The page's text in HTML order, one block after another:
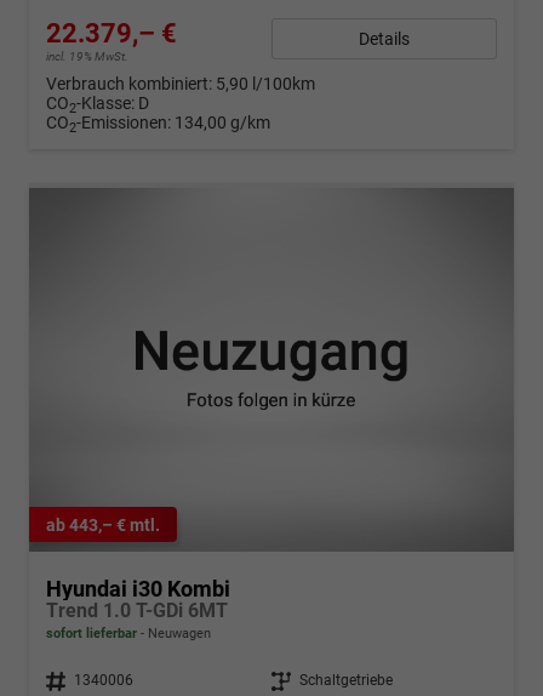
22.379,– €
incl. 19% MwSt.
Details
Verbrauch kombiniert: 5,90 l/100km
CO2-Klasse: D
CO2-Emissionen: 134,00 g/km
ab 443,– € mtl.
Hyundai i30 Kombi
Trend 1.0 T-GDi 6MT
sofort lieferbar Neuwagen
Fahrzeugnr. 1340006 Getriebe Schaltgetriebe